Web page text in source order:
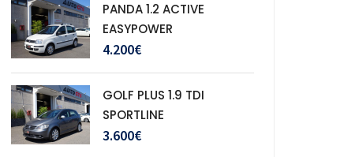
PANDA 1.2 ACTIVE
EASYPOWER
4.200€
GOLF PLUS 1.9 TDI
SPORTLINE
3.600€